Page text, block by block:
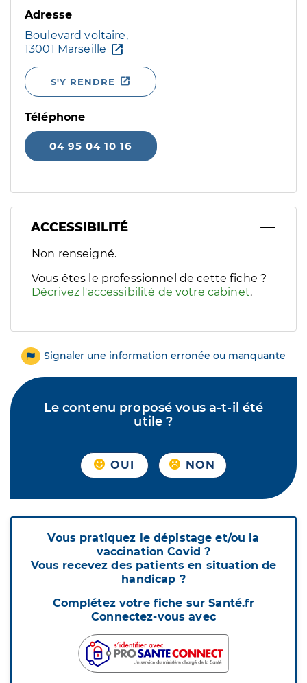
Adresse
Boulevard voltaire,
13001 Marseille
S'Y RENDRE
Téléphone
04 95 04 10 16
ACCESSIBILITÉ
Filtres
Sélectionnez un ou plusieurs handicaps/besoins
Non renseigné.
Vous êtes le professionnel de cette fiche ?
Décrivez l'accessibilité de votre cabinet.
Signaler une information erronée ou manquante
Le contenu proposé vous a-t-il été
utile ?
OUI NON
Vous pratiquez le dépistage et/ou la
vaccination Covid ?
Vous recevez des patients en situation de
handicap ?
Complétez votre fiche sur Santé.fr
Connectez-vous avec